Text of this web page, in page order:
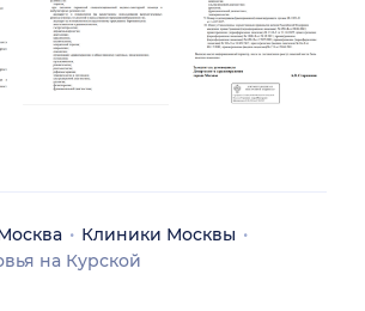
Клиники Москвы
на Курской